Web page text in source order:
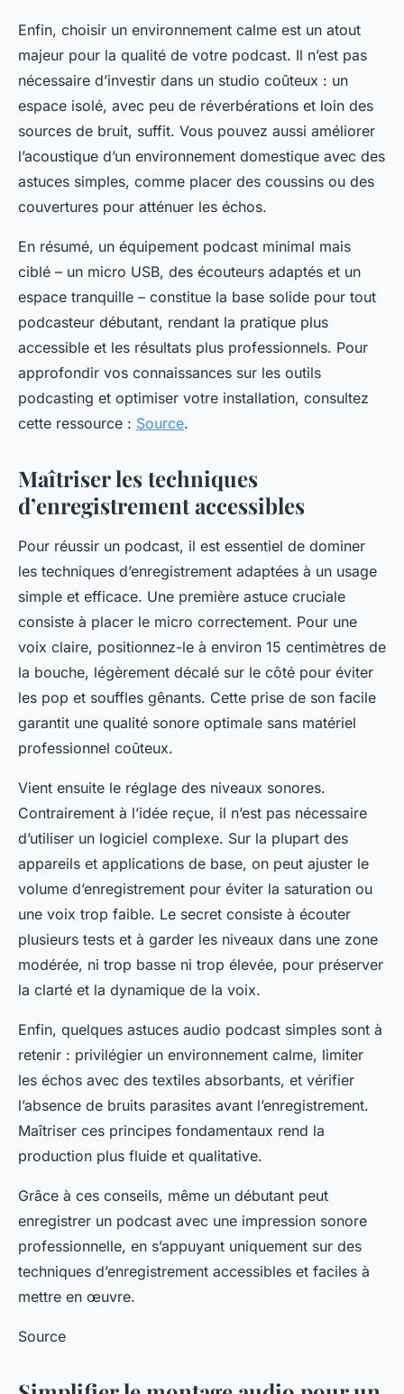
Enfin, choisir un environnement calme est un atout
majeur pour la qualité de votre podcast. Il n’est pas
nécessaire d’investir dans un studio coûteux : un
espace isolé, avec peu de réverbérations et loin des
sources de bruit, suffit. Vous pouvez aussi améliorer
l’acoustique d’un environnement domestique avec des
astuces simples, comme placer des coussins ou des
couvertures pour atténuer les échos.
En résumé, un équipement podcast minimal mais
ciblé – un micro USB, des écouteurs adaptés et un
espace tranquille – constitue la base solide pour tout
podcasteur débutant, rendant la pratique plus
accessible et les résultats plus professionnels. Pour
approfondir vos connaissances sur les outils
podcasting et optimiser votre installation, consultez
cette ressource : Source.
Maîtriser les techniques
d’enregistrement accessibles
Pour réussir un podcast, il est essentiel de dominer
les techniques d’enregistrement adaptées à un usage
simple et efficace. Une première astuce cruciale
consiste à placer le micro correctement. Pour une
voix claire, positionnez-le à environ 15 centimètres de
la bouche, légèrement décalé sur le côté pour éviter
les pop et souffles gênants. Cette prise de son facile
garantit une qualité sonore optimale sans matériel
professionnel coûteux.
Vient ensuite le réglage des niveaux sonores.
Contrairement à l’idée reçue, il n’est pas nécessaire
d’utiliser un logiciel complexe. Sur la plupart des
appareils et applications de base, on peut ajuster le
volume d’enregistrement pour éviter la saturation ou
une voix trop faible. Le secret consiste à écouter
plusieurs tests et à garder les niveaux dans une zone
modérée, ni trop basse ni trop élevée, pour préserver
la clarté et la dynamique de la voix.
Enfin, quelques astuces audio podcast simples sont à
retenir : privilégier un environnement calme, limiter
les échos avec des textiles absorbants, et vérifier
l’absence de bruits parasites avant l’enregistrement.
Maîtriser ces principes fondamentaux rend la
production plus fluide et qualitative.
Grâce à ces conseils, même un débutant peut
enregistrer un podcast avec une impression sonore
professionnelle, en s’appuyant uniquement sur des
techniques d’enregistrement accessibles et faciles à
mettre en œuvre.
Source